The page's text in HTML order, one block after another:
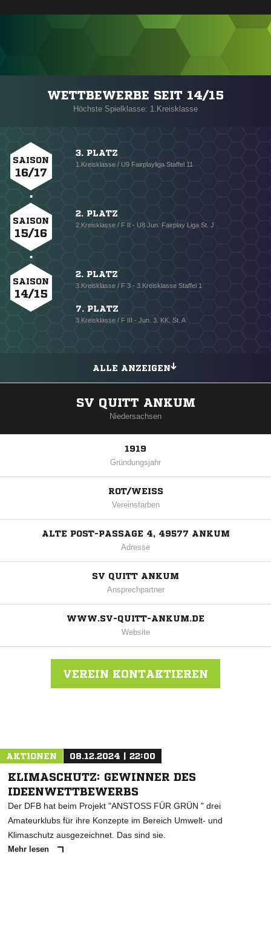
WETTBEWERBE SEIT 14/15
Höchste Spielklasse: 1.Kreisklasse
SAISON
16/17
3. PLATZ
1.Kreisklasse / U9 Fairplayliga Staffel 11
SAISON
15/16
2. PLATZ
2.Kreisklasse / F II - U8 Jun. Fairplay Liga St. J
SAISON
14/15
2. PLATZ
3.Kreisklasse / F 3 - 3.Kreisklasse Staffel 1
7. PLATZ
3.Kreisklasse / F III - Jun. 3. KK. St. A
ALLE ANZEIGEN
SV QUITT ANKUM
Niedersachsen
1919
Gründungsjahr
ROT/WEISS
Vereinsfarben
ALTE POST-PASSAGE 4, 49577 ANKUM
Adresse
SV QUITT ANKUM
Ansprechpartner
WWW.SV-QUITT-ANKUM.DE
Website
VEREIN KONTAKTIEREN
AKTIONEN 08.12.2024 | 22:00
KLIMASCHUTZ: GEWINNER DES
IDEENWETTBEWERBS
Der DFB hat beim Projekt "ANSTOSS FÜR GRÜN " drei
Amateurklubs für ihre Konzepte im Bereich Umwelt- und
Klimaschutz ausgezeichnet. Das sind sie.
Mehr lesen